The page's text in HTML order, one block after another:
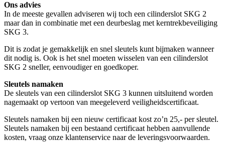
Ons advies
In de meeste gevallen adviseren wij toch een cilinderslot SKG 2
maar dan in combinatie met een deurbeslag met kerntrekbeveiliging
SKG 3.
Dit is zodat je gemakkelijk en snel sleutels kunt bijmaken wanneer
dit nodig is. Ook is het snel moeten wisselen van een cilinderslot
SKG 2 sneller, eenvoudiger en goedkoper.
Sleutels namaken
De sleutels van een cilinderslot SKG 3 kunnen uitsluitend worden
nagemaakt op vertoon van meegeleverd veiligheidscertificaat.
Sleutels namaken bij een nieuw certificaat kost zo’n 25,- per sleutel.
Sleutels namaken bij een bestaand certificaat hebben aanvullende
kosten, vraag onze klantenservice naar de leveringsvoorwaarden.